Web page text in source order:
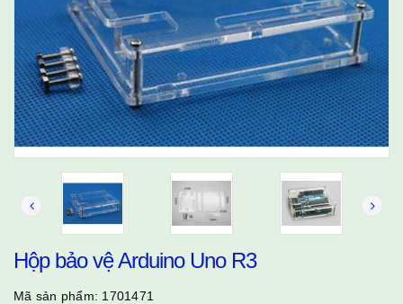
Hộp bảo vệ Arduino Uno R3
Mã sản phẩm: 1701471